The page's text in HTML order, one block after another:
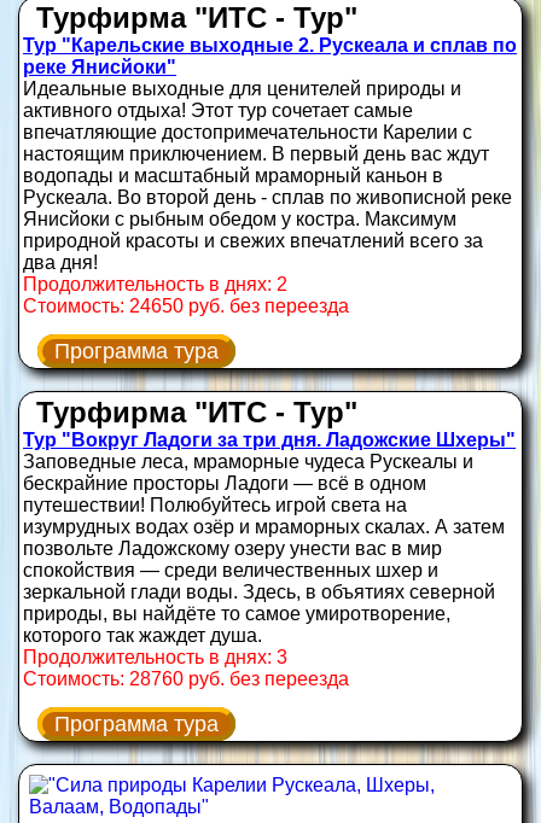
Турфирма "ИТС - Тур"
Тур "Карельские выходные 2. Рускеала и сплав по
реке Янисйоки"
Идеальные выходные для ценителей природы и
активного отдыха! Этот тур сочетает самые
впечатляющие достопримечательности Карелии с
настоящим приключением. В первый день вас ждут
водопады и масштабный мраморный каньон в
Рускеала. Во второй день - сплав по живописной реке
Янисйоки с рыбным обедом у костра. Максимум
природной красоты и свежих впечатлений всего за
два дня!
Продолжительность в днях: 2
Стоимость: 24650 руб. без переезда
Программа тура
Турфирма "ИТС - Тур"
Тур "Вокруг Ладоги за три дня. Ладожские Шхеры"
Заповедные леса, мраморные чудеса Рускеалы и
бескрайние просторы Ладоги — всё в одном
путешествии! Полюбуйтесь игрой света на
изумрудных водах озёр и мраморных скалах. А затем
позвольте Ладожскому озеру унести вас в мир
спокойствия — среди величественных шхер и
зеркальной глади воды. Здесь, в объятиях северной
природы, вы найдёте то самое умиротворение,
которого так жаждет душа.
Продолжительность в днях: 3
Стоимость: 28760 руб. без переезда
Программа тура